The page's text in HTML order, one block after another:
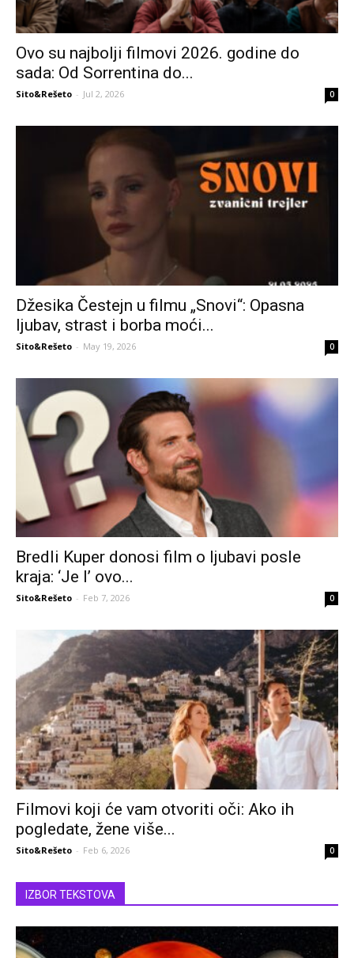
Ovo su najbolji filmovi 2026. godine do
sada: Od Sorrentina do...
Sito&Rešeto - Jul 2, 2026 0
Džesika Čestejn u filmu „Snovi“: Opasna
ljubav, strast i borba moći...
Sito&Rešeto - May 19, 2026 0
Bredli Kuper donosi film o ljubavi posle
kraja: ‘Je l’ ovo...
Sito&Rešeto - Feb 7, 2026 0
Filmovi koji će vam otvoriti oči: Ako ih
pogledate, žene više...
Sito&Rešeto - Feb 6, 2026 0
IZBOR TEKSTOVA